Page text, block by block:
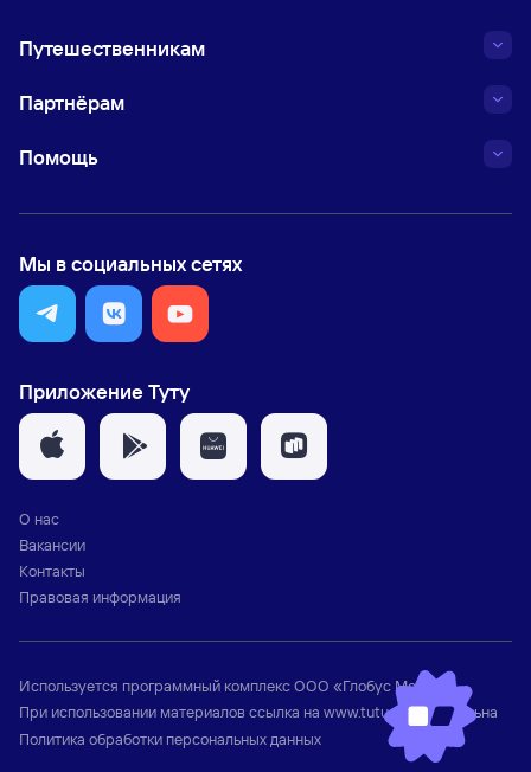
Путешественникам
Партнёрам
Помощь
Мы в социальных сетях
Приложение Туту
О нас
Вакансии
Контакты
Правовая информация
Используется программный комплексООО «Глобус Медиа»
При использовании материалов ссылка на www.tutu.ru обязательна
Политика обработки персональных данных